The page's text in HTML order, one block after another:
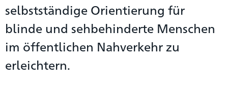
selbstständige Orientierung für
blinde und sehbehinderte Menschen
im öffentlichen Nahverkehr zu
erleichtern.